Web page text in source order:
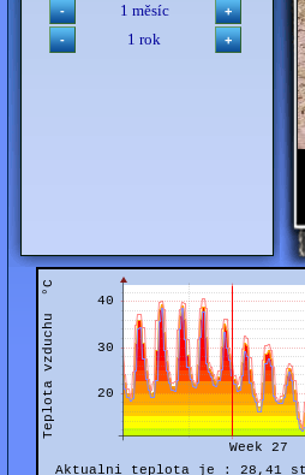
1 měsíc
1 rok